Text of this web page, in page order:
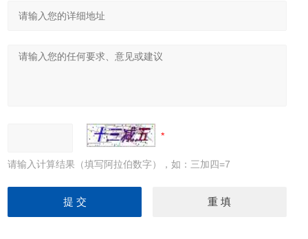
请输入计算结果（填写阿拉伯数字），如：三加四=7